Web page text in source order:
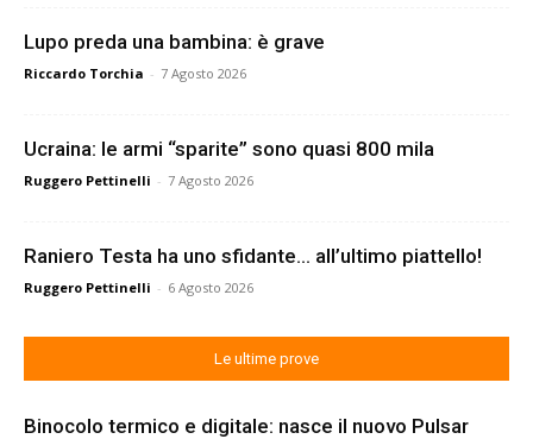
Lupo preda una bambina: è grave
Riccardo Torchia - 7 Agosto 2026
Ucraina: le armi “sparite” sono quasi 800 mila
Ruggero Pettinelli - 7 Agosto 2026
Raniero Testa ha uno sfidante… all’ultimo piattello!
Ruggero Pettinelli - 6 Agosto 2026
Le ultime prove
Binocolo termico e digitale: nasce il nuovo Pulsar